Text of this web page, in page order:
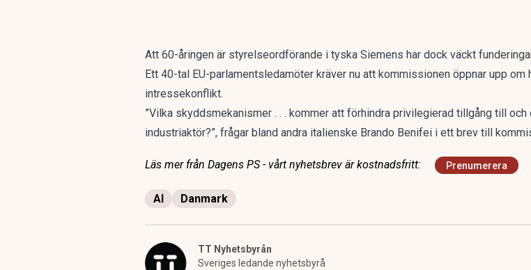
Att 60-åringen är styrelseordförande i tyska Siemens har dock väckt
Ett 40-tal EU-parlamentsledamöter kräver nu att kommissionen öppnar upp
intressekonflikt.
”Vilka skyddsmekanismer . . . kommer att förhindra privilegierad tillgång till
industriaktör?”, frågar bland andra italienske Brando Benifei i ett brev till
Läs mer från Dagens PS - vårt nyhetsbrev är kostnadsfritt: Prenumerera
AI Danmark
TT Nyhetsbyrån
Sveriges ledande nyhetsbyrå